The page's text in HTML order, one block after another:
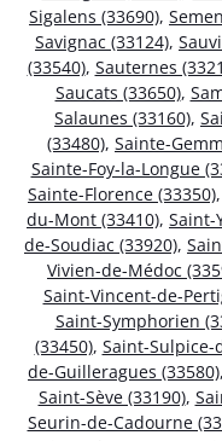
Sigalens (33690),
Savignac (33124),
(33540), Sauternes
Saucats (33650),
Salaunes (33160),
(33480), Sainte-
Sainte-Foy-la-Longue
Sainte-Florence (33350),
du-Mont (33410), Saint-
de-Soudiac (33920),
Vivien-de-Médoc
Saint-Vincent-de-
Saint-Symphorien
(33450), Saint-Sulpice-
de-Guilleragues (33580),
Saint-Sève (33190),
Seurin-de-Cadourne